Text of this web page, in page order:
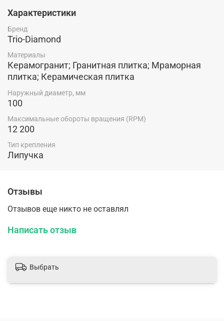
Характеристики
Бренд
Trio-Diamond
Материалы
Керамогранит; Гранитная плитка; Мраморная
плитка; Керамическая плитка
Наружный диаметр, мм
100
Максимальные обороты вращения (RPM)
12 200
Тип крепления
Липучка
Отзывы
Отзывов еще никто не оставлял
Написать отзыв
Выбрать